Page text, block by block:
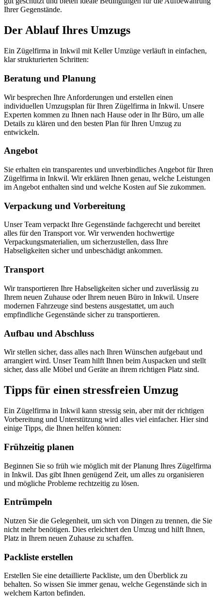
Ihrer Gegenstände.
Der Ablauf Ihres Umzugs
Ein Zügelfirma in Inkwil mit Keller Umzüge verläuft in einfachen,
klar strukturierten Schritten:
Beratung und Planung
Wir besprechen Ihre Anforderungen und erstellen einen
individuellen Umzugsplan für Ihren Zügelfirma in Inkwil. Unsere
Experten kommen zu Ihnen nach Hause oder in Ihr Büro, um alle
Details zu klären und den besten Plan für Ihren Umzug zu
entwickeln.
Angebot
Sie erhalten ein transparentes und unverbindliches Angebot für Ihren
Zügelfirma in Inkwil. Wir erklären Ihnen genau, welche Leistungen
im Angebot enthalten sind und welche Kosten auf Sie zukommen.
Verpackung und Vorbereitung
Unser Team verpackt Ihre Gegenstände fachgerecht und bereitet
alles für den Transport vor. Wir verwenden hochwertige
Verpackungsmaterialien, um sicherzustellen, dass Ihre
Habseligkeiten sicher und unbeschädigt ankommen.
Transport
Wir transportieren Ihre Habseligkeiten sicher und zuverlässig zu
Ihrem neuen Zuhause oder Ihrem neuen Büro in Inkwil. Unsere
modernen Fahrzeuge sind bestens ausgestattet, um auch
empfindliche Gegenstände sicher zu transportieren.
Aufbau und Abschluss
Wir stellen sicher, dass alles nach Ihren Wünschen aufgebaut und
arrangiert wird. Unser Team hilft Ihnen beim Auspacken und stellt
sicher, dass alle Möbel und Geräte an ihrem richtigen Platz sind.
Tipps für einen stressfreien Umzug
Ein Zügelfirma in Inkwil kann stressig sein, aber mit der richtigen
Vorbereitung und Unterstützung wird alles viel einfacher. Hier sind
einige Tipps, die Ihnen helfen können:
Frühzeitig planen
Beginnen Sie so früh wie möglich mit der Planung Ihres Zügelfirma
in Inkwil. Das gibt Ihnen genügend Zeit, um alles zu organisieren
und mögliche Probleme rechtzeitig zu lösen.
Entrümpeln
Nutzen Sie die Gelegenheit, um sich von Dingen zu trennen, die Sie
nicht mehr benötigen. Dies erleichtert den Umzug und hilft Ihnen,
Platz in Ihrem neuen Zuhause zu schaffen.
Packliste erstellen
Erstellen Sie eine detaillierte Packliste, um den Überblick zu
behalten. So wissen Sie immer genau, welche Gegenstände sich in
welchem Karton befinden.